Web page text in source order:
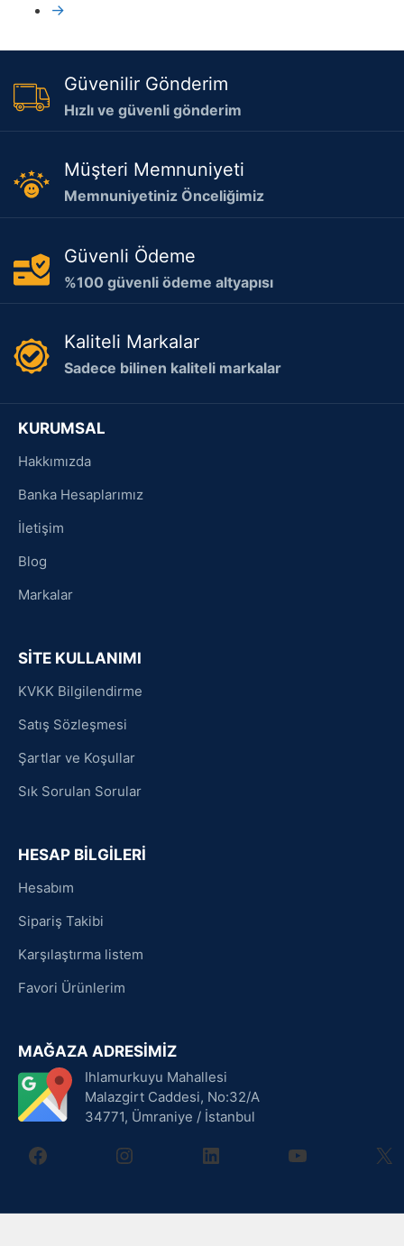
→
Güvenilir Gönderim
Hızlı ve güvenli gönderim
Müşteri Memnuniyeti
Memnuniyetiniz Önceliğimiz
Güvenli Ödeme
%100 güvenli ödeme altyapısı
Kaliteli Markalar
Sadece bilinen kaliteli markalar
KURUMSAL
Hakkımızda
Banka Hesaplarımız
İletişim
Blog
Markalar
SİTE KULLANIMI
KVKK Bilgilendirme
Satış Sözleşmesi
Şartlar ve Koşullar
Sık Sorulan Sorular
HESAP BİLGİLERİ
Hesabım
Sipariş Takibi
Karşılaştırma listem
Favori Ürünlerim
MAĞAZA ADRESİMİZ
Ihlamurkuyu Mahallesi
Malazgirt Caddesi, No:32/A
34771, Ümraniye / İstanbul
facebookinstagramlinkedin youtube X